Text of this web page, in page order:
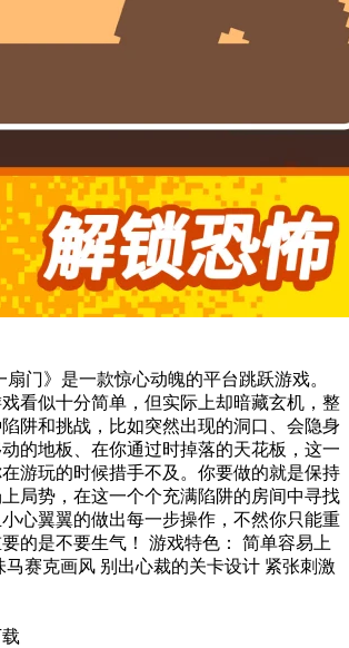
扇门》是一款惊心动魄的平台跳跃游戏。
看似十分简单，但实际上却暗藏玄机，整
阱和挑战，比如突然出现的洞口、会隐身
的地板、在你通过时掉落的天花板，这一
游玩的时候措手不及。你要做的就是保持
局势，在这一个个充满陷阱的房间中寻找
心翼翼的做出每一步操作，不然你只能重
的是不要生气！ 游戏特色： 简单容易上
马赛克画风 别出心裁的关卡设计 紧张刺激